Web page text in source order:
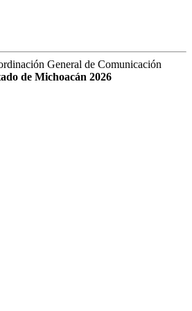
General de Comunicación
de Michoacán 2026